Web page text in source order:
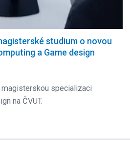
studium o novou
a Game design
magisterskou specializaci
na ČVUT.